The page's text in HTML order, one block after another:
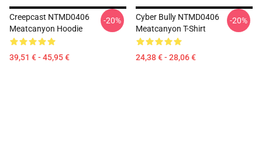
Creepcast NTMD0406
Meatcanyon Hoodie
39,51 € - 45,95 €
-20%
Cyber Bully NTMD0406
Meatcanyon T-Shirt
24,38 € - 28,06 €
-20%